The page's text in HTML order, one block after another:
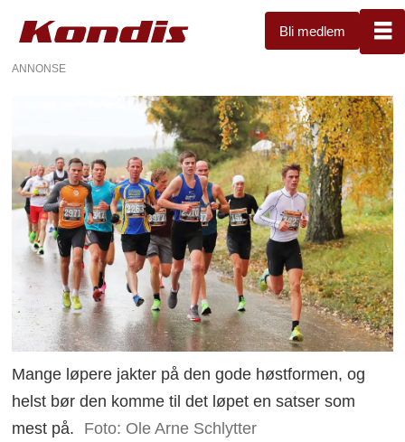
Bli medlem
ANNONSE
Mange løpere jakter på den gode høstformen, og
helst bør den komme til det løpet en satser som
mest på.
Foto: Ole Arne Schlytter